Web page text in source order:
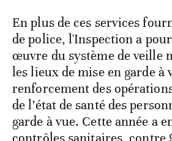
En plus de ces services
de police, l'Inspection a
œuvre du système de veille
les lieux de mise en garde à
renforcement des
de l’état de santé des
garde à vue. Cette année a